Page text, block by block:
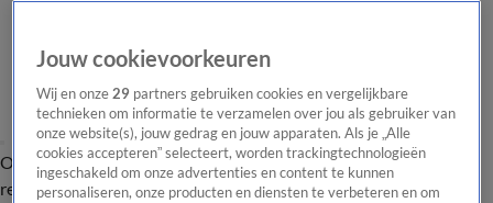
Overzicht Laatste nieuws Regionieuws Het beste van Hart
Tip de
redactie
Jouw cookievoorkeuren
Wij en onze29 partners gebruiken cookies en vergelijkbare
technieken om informatie te verzamelen over jou als gebruiker van
onze website(s), jouw gedrag en jouw apparaten. Als je „Alle
cookies accepteren” selecteert, worden trackingtechnologieën
ingeschakeld om onze advertenties en content te kunnen
personaliseren, onze producten en diensten te verbeteren en om